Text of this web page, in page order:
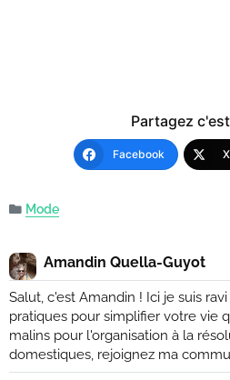
Partagez
Facebook
Mode
Amandin Quella-Guyot
Salut, c'est Amandin ! Ici je suis
pratiques pour simplifier votre vie
malins pour l'organisation à la
domestiques, rejoignez ma
comment rendre votre quotidien